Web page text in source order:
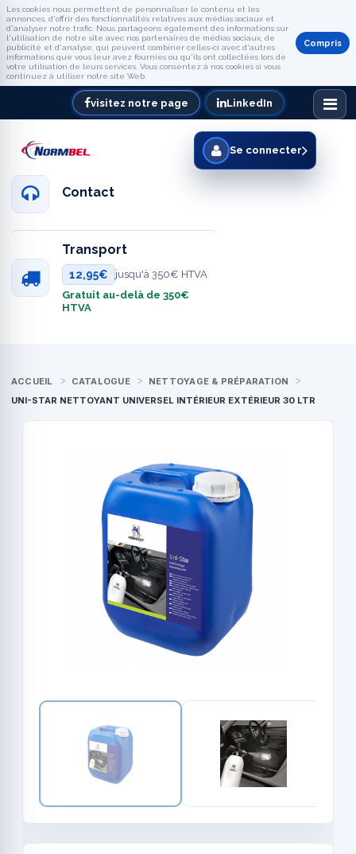
Les cookies nous permettent de personnaliser le contenu et les
annonces, d'offrir des fonctionnalités relatives aux médias sociaux et
d'analyser notre trafic. Nous partageons également des informations sur
l'utilisation de notre site avec nos partenaires de médias sociaux, de
publicité et d'analyse, qui peuvent combiner celles-ci avec d'autres
informations que vous leur avez fournies ou qu'ils ont collectées lors de
votre utilisation de leurs services. Vous consentez à nos cookies si vous
continuez à utiliser notre site Web.
Compris
visitez notre page LinkedIn
Contact
Transport
12,95€
jusqu'à 350€ HTVA
Gratuit au-delà de 350€
HTVA
Se connecter
ACCUEIL CATALOGUE
NETTOYAGE & PRÉPARATION
UNI-STAR NETTOYANT UNIVERSEL INTÉRIEUR EXTÉRIEUR 30 LTR